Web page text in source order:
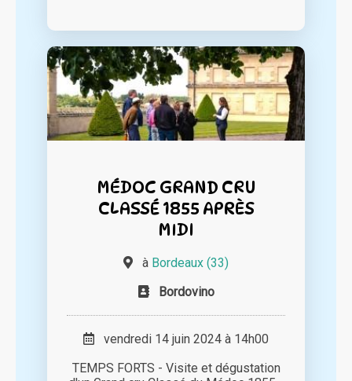
MÉDOC GRAND CRU
CLASSÉ 1855 APRÈS
MIDI
à Bordeaux (33)
Bordovino
vendredi 14 juin 2024 à 14h00
TEMPS FORTS - Visite et dégustation